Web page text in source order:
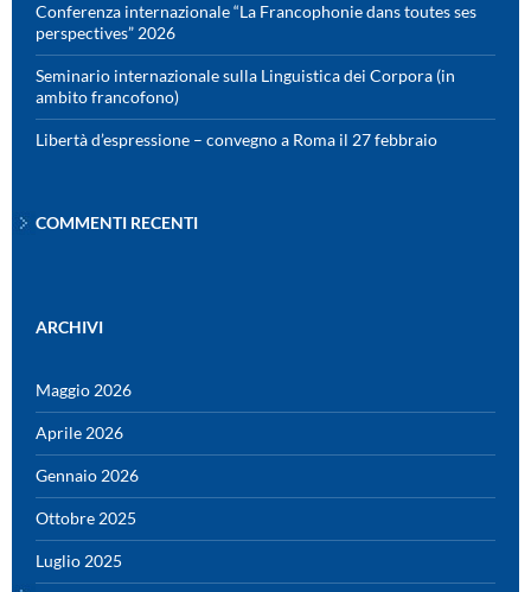
Conferenza internazionale “La Francophonie dans toutes ses
perspectives” 2026
Seminario internazionale sulla Linguistica dei Corpora (in
ambito francofono)
Libertà d’espressione – convegno a Roma il 27 febbraio
COMMENTI RECENTI
ARCHIVI
Maggio 2026
Aprile 2026
Gennaio 2026
Ottobre 2025
Luglio 2025